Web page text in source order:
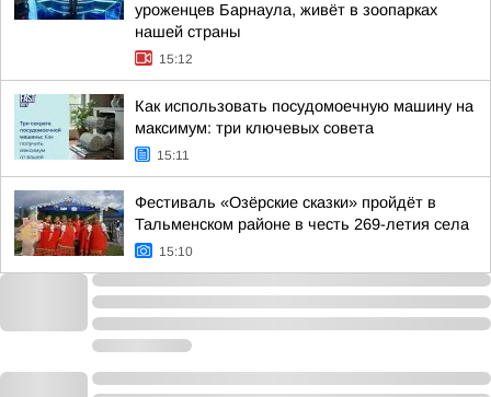
уроженцев Барнаула, живёт в зоопарках
нашей страны
15:12
Как использовать посудомоечную машину на
максимум: три ключевых совета
15:11
Фестиваль «Озёрские сказки» пройдёт в
Тальменском районе в честь 269-летия села
15:10